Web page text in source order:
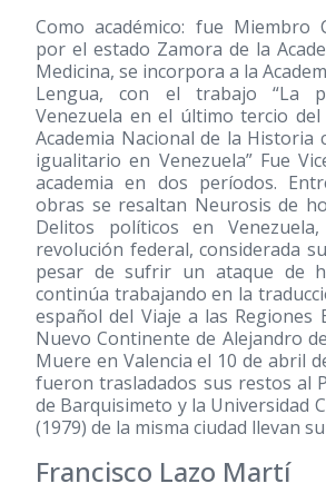
Como académico: fue Miembro
por el estado Zamora de la
Medicina, se incorpora a la
Lengua, con el trabajo “La
Venezuela en el último tercio del
Academia Nacional de la Historia
igualitario en Venezuela” Fue
academia en dos períodos.
obras se resaltan Neurosis de
Delitos políticos en
revolución federal, considerada
pesar de sufrir un ataque de
continúa trabajando en la
español del Viaje a las Regiones
Nuevo Continente de Alejandro
Muere en Valencia el 10 de abril
fueron trasladados sus restos al
de Barquisimeto y la Universidad
(1979) de la misma ciudad llevan
Francisco Lazo Martí